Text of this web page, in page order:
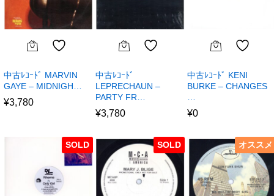
中古ﾚｺｰﾄﾞ MARVIN
GAYE – MIDNIGH…
¥3,780
中古ﾚｺｰﾄﾞ
LEPRECHAUN –
PARTY FR…
¥3,780
中古ﾚｺｰﾄﾞ KENI
BURKE – CHANGES
¥0
SOLD SOLD オススメ